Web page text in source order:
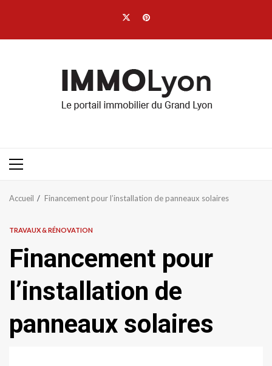
TwitterPinterest
Menu
Accueil Financement pour l’installation de panneaux solaires
TRAVAUX & RÉNOVATION
Financement pour
l’installation de
panneaux solaires